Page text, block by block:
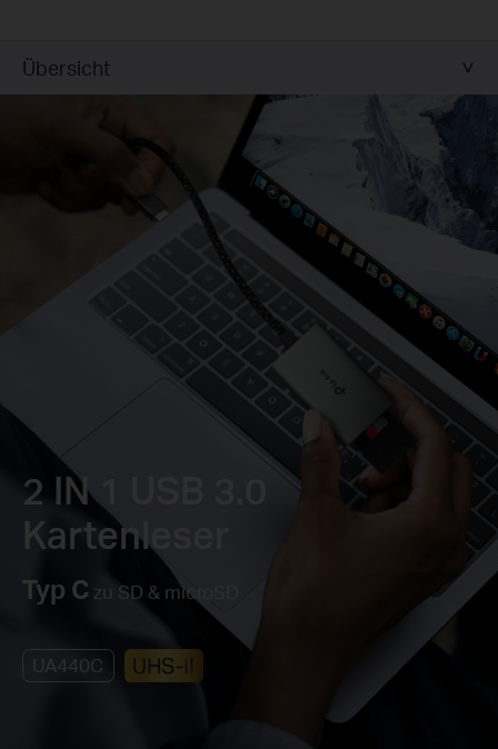
Übersicht
2 IN 1 USB 3.0
Kartenleser
Typ C zu SD & microSD
UA440C